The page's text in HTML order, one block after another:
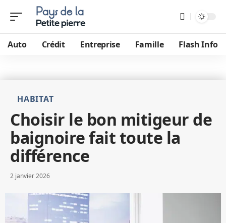
Auto Crédit Entreprise Famille Flash Info
HABITAT
Choisir le bon mitigeur de
baignoire fait toute la
différence
2 janvier 2026